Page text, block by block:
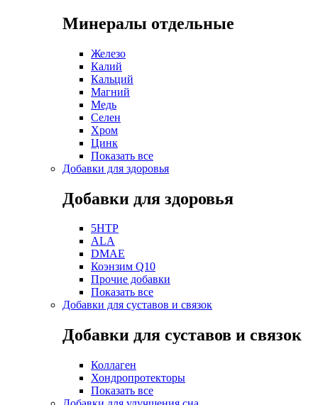
Минералы отдельные
Железо
Калий
Кальций
Магний
Медь
Селен
Хром
Цинк
Показать все
Добавки для здоровья
Добавки для здоровья
5HTP
ALA
DMAE
Коэнзим Q10
Прочие добавки
Показать все
Добавки для суставов и связок
Добавки для суставов и связок
Коллаген
Хондропротекторы
Показать все